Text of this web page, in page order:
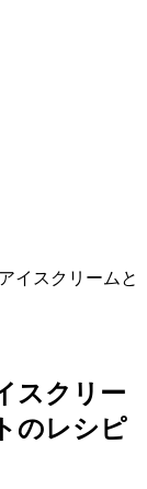
イスクリームと
スクリー
のレシピ